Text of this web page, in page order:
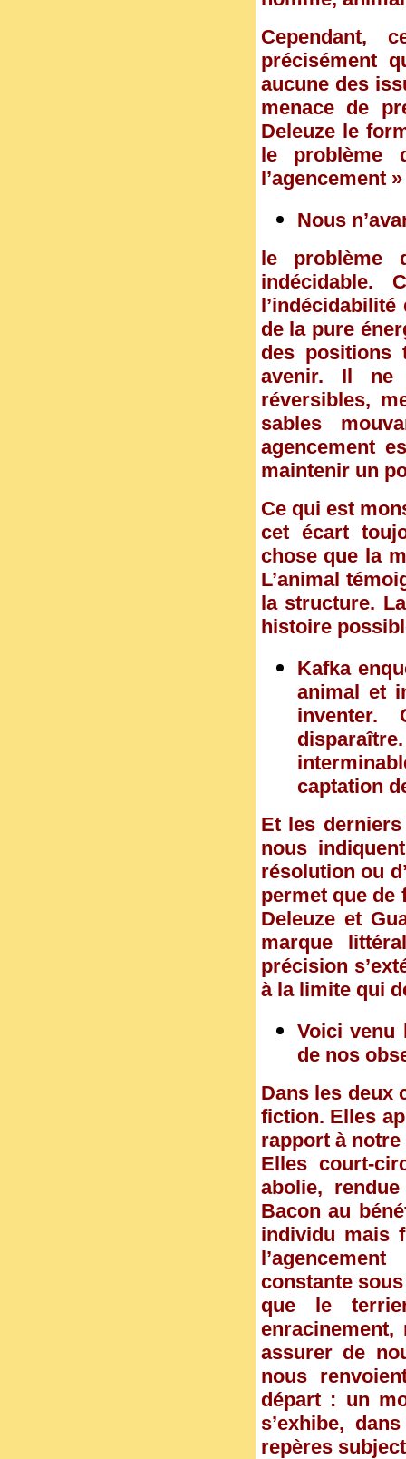
Cependant,
précisément
aucune des
menace de
Deleuze le
le problème
l’agencement
Nous
le problème
de la pure
des positions
avenir. Il ne
réversibles,
sables
agencement
maintenir un
Ce qui est
cet écart
chose que la
L’animal
la structure.
histoire
Kafka
animal et
inventer.
captation
Et les
nous
résolution ou
permet que de
Deleuze et
marque
précision
à la limite qui
Voici venu
de nos
Dans les deux
fiction. Elles
rapport à
Elles court-
abolie,
Bacon au
individu mais
constante
que le
assurer de
nous
départ : un
s’exhibe,
repères